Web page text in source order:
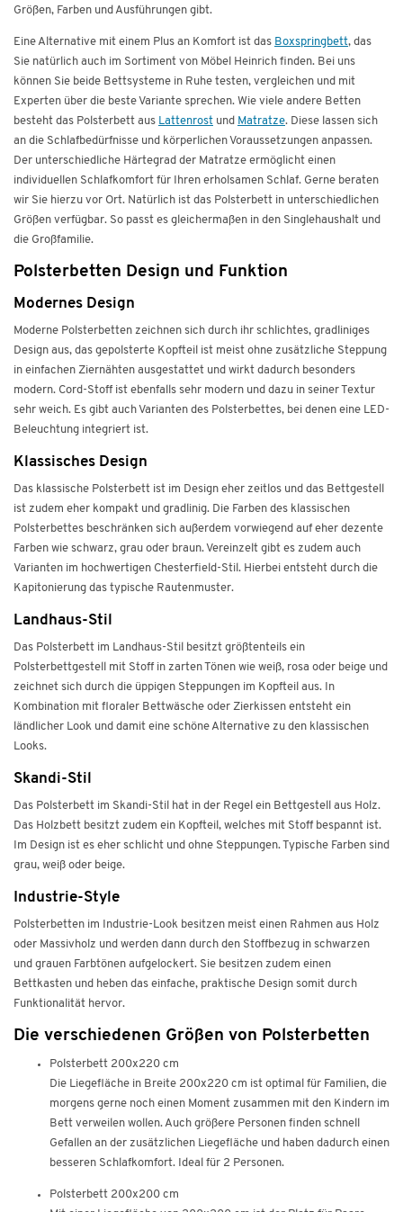
Größen, Farben und Ausführungen gibt.
Eine Alternative mit einem Plus an Komfort ist das Boxspringbett, das
Sie natürlich auch im Sortiment von Möbel Heinrich finden. Bei uns
können Sie beide Bettsysteme in Ruhe testen, vergleichen und mit
Experten über die beste Variante sprechen. Wie viele andere Betten
besteht das Polsterbett aus Lattenrost und Matratze. Diese lassen sich
an die Schlafbedürfnisse und körperlichen Voraussetzungen anpassen.
Der unterschiedliche Härtegrad der Matratze ermöglicht einen
individuellen Schlafkomfort für Ihren erholsamen Schlaf. Gerne beraten
wir Sie hierzu vor Ort. Natürlich ist das Polsterbett in unterschiedlichen
Größen verfügbar. So passt es gleichermaßen in den Singlehaushalt und
die Großfamilie.
Polsterbetten Design und Funktion
Modernes Design
Moderne Polsterbetten zeichnen sich durch ihr schlichtes, gradliniges
Design aus, das gepolsterte Kopfteil ist meist ohne zusätzliche Steppung
in einfachen Ziernähten ausgestattet und wirkt dadurch besonders
modern. Cord-Stoff ist ebenfalls sehr modern und dazu in seiner Textur
sehr weich. Es gibt auch Varianten des Polsterbettes, bei denen eine LED-
Beleuchtung integriert ist.
Klassisches Design
Das klassische Polsterbett ist im Design eher zeitlos und das Bettgestell
ist zudem eher kompakt und gradlinig. Die Farben des klassischen
Polsterbettes beschränken sich außerdem vorwiegend auf eher dezente
Farben wie schwarz, grau oder braun. Vereinzelt gibt es zudem auch
Varianten im hochwertigen Chesterfield-Stil. Hierbei entsteht durch die
Kapitonierung das typische Rautenmuster.
Landhaus-Stil
Das Polsterbett im Landhaus-Stil besitzt größtenteils ein
Polsterbettgestell mit Stoff in zarten Tönen wie weiß, rosa oder beige und
zeichnet sich durch die üppigen Steppungen im Kopfteil aus. In
Kombination mit floraler Bettwäsche oder Zierkissen entsteht ein
ländlicher Look und damit eine schöne Alternative zu den klassischen
Looks.
Skandi-Stil
Das Polsterbett im Skandi-Stil hat in der Regel ein Bettgestell aus Holz.
Das Holzbett besitzt zudem ein Kopfteil, welches mit Stoff bespannt ist.
Im Design ist es eher schlicht und ohne Steppungen. Typische Farben sind
grau, weiß oder beige.
Industrie-Style
Polsterbetten im Industrie-Look besitzen meist einen Rahmen aus Holz
oder Massivholz und werden dann durch den Stoffbezug in schwarzen
und grauen Farbtönen aufgelockert. Sie besitzen zudem einen
Bettkasten und heben das einfache, praktische Design somit durch
Funktionalität hervor.
Die verschiedenen Größen von Polsterbetten
Polsterbett 200x220 cm
Die Liegefläche in Breite 200x220 cm ist optimal für Familien, die
morgens gerne noch einen Moment zusammen mit den Kindern im
Bett verweilen wollen. Auch größere Personen finden schnell
Gefallen an der zusätzlichen Liegefläche und haben dadurch einen
besseren Schlafkomfort. Ideal für 2 Personen.
Polsterbett 200x200 cm